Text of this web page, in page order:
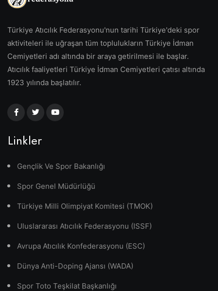
Türkiye Atıcılık Federasyonu'nun tarihi Türkiye'deki spor
aktiviteleri ile uğraşan tüm toplulukların Türkiye İdman
Cemiyetleri adı altında bir araya getirilmesi ile başlar.
Atıcılık faaliyetleri Türkiye İdman Cemiyetleri çatısı altında
1923 yılında başlatılır.
Linkler
Gençlik Ve Spor Bakanlığı
Spor Genel Müdürlüğü
Türkiye Milli Olimpiyat Komitesi (TMOK)
Uluslararası Atıcılık Federasyonu (ISSF)
Avrupa Atıcılık Konfederasyonu (ESC)
Dünya Anti-Doping Ajansı (WADA)
Spor Toto Teşkilat Başkanlığı